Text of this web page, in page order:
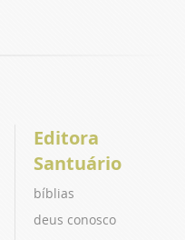
Editora
Santuário
bíblias
deus conosco